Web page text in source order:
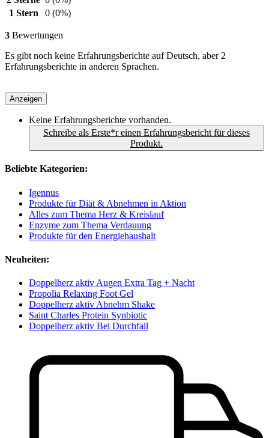
1 Stern
0 (0%)
3 Bewertungen
Es gibt noch keine Erfahrungsberichte auf Deutsch, aber 2
Erfahrungsberichte in anderen Sprachen.
Anzeigen
Keine Erfahrungsberichte vorhanden.
Schreibe als Erste*r einen Erfahrungsbericht für dieses
Produkt.
Beliebte Kategorien:
Igennus
Produkte für Diät & Abnehmen in Aktion
Alles zum Thema Herz & Kreislauf
Enzyme zum Thema Verdauung
Produkte für den Energiehaushalt
Neuheiten:
Doppelherz aktiv Augen Extra Tag + Nacht
Propolia Relaxing Foot Gel
Doppelherz aktiv Abnehm Shake
Saint Charles Protein Synbiotic
Doppelherz aktiv Bei Durchfall